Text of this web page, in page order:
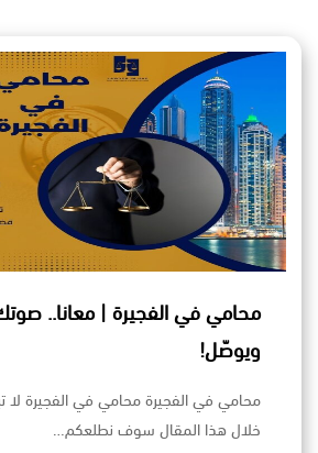
محامي في الفجيرة | معانا..
ويوصّل!
محامي في الفجيرة محامي في الفجيرة لا
خلال هذا المقال سوف نطلعكم…